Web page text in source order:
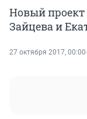
Новый проект
Зайцева и
27 октября 2017, 00:00